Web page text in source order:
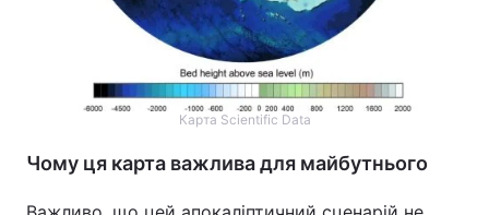
Карта Scientific Data
Чому ця карта важлива для майбутнього